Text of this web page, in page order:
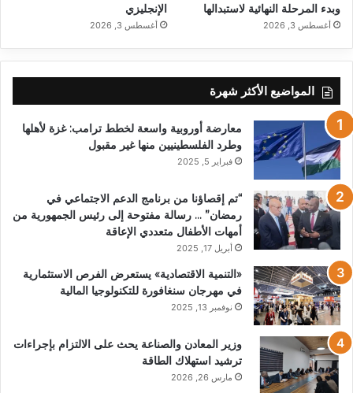
وبدء المرحلة النهائية لاستبدالها
أغسطس 3, 2026
الإنجليزي
أغسطس 3, 2026
المواضيع الأكثر شهرة
معارضة أوروبية واسعة لخطط ترامب: غزة لأهلها
وطرد الفلسطينيين منها غير مقبول
فبراير 5, 2025
“تم إقصاؤنا من برنامج الدعم الاجتماعي في
رمضان” … رسالة مفتوحة إلى رئيس الجمهورية من
أمهات الأطفال متعددي الإعاقة
أبريل 17, 2025
«التنمية الاقتصادية» يستعرض الفرص الاستثمارية
في مهرجان سنغافورة للتكنولوجيا المالية
نوفمبر 13, 2025
وزير المعادن والصناعة يحث على الالتزام بإجراءات
ترشيد استهلاك الطاقة
مارس 26, 2026